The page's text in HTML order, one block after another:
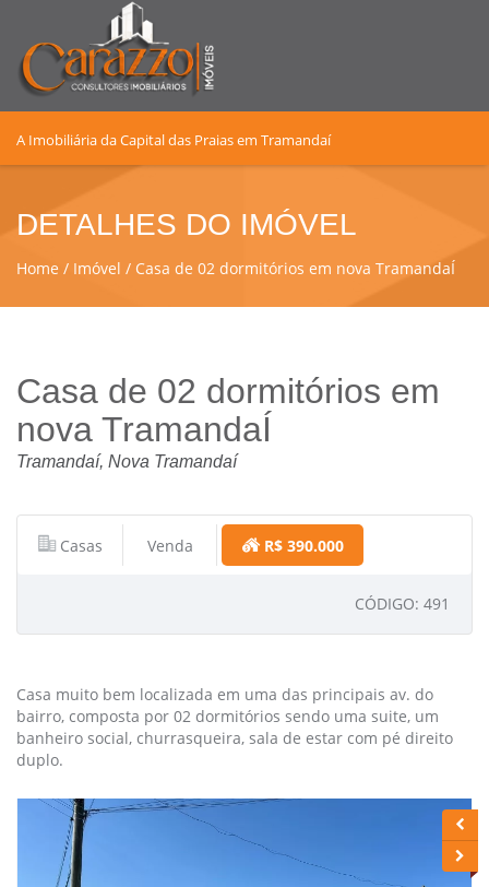
A Imobiliária da Capital das Praias em Tramandaí
DETALHES DO IMÓVEL
Home Imóvel Casa de 02 dormitórios em nova TramandaÍ
Casa de 02 dormitórios em
nova TramandaÍ
Tramandaí, Nova Tramandaí
Casas Venda R$ 390.000
CÓDIGO: 491
Casa muito bem localizada em uma das principais av. do
bairro, composta por 02 dormitórios sendo uma suite, um
banheiro social, churrasqueira, sala de estar com pé direito
duplo.